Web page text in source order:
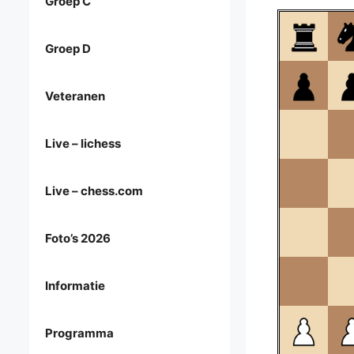
Groep D
Veteranen
Live – lichess
Live – chess.com
Foto’s 2026
Informatie
Programma